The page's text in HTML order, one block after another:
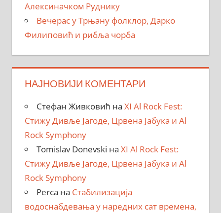
Алексиначком Руднику
Вечерас у Трњану фолклор, Дарко
Филиповић и рибља чорба
НАЈНОВИЈИ КОМЕНТАРИ
Стефан Живковић на XI Al Rock Fest:
Стижу Дивље Јагоде, Црвена Јабука и Al
Rock Symphony
Tomislav Donevski на XI Al Rock Fest:
Стижу Дивље Јагоде, Црвена Јабука и Al
Rock Symphony
Perca на Стабилизација
водоснабдевања у наредних сат времена,